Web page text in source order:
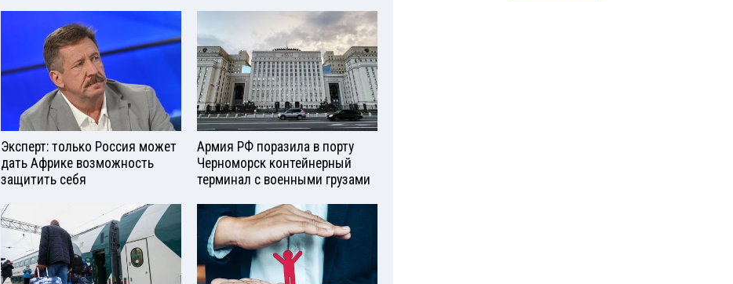
Эксперт: только Россия может
дать Африке возможность
защитить себя
Армия РФ поразила в порту
Черноморск контейнерный
терминал с военными грузами